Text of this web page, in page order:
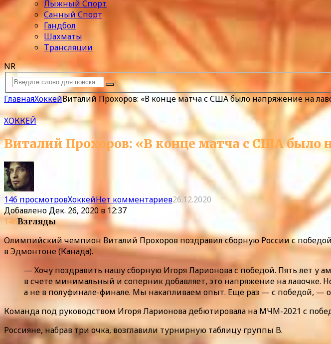
Лыжный Спорт
Санный Спорт
Гандбол
Шахматы
Трансляции
NR
ГлавнаяХоккейВиталий Прохоров: «В конце матча с США было напряжение на
ХОККЕЙ
Виталий Прохоров: «В конце матча с США было
146 просмотровХоккейНет комментариев26.12.2020
ДобавленоДек. 26, 2020 в 12:37
146Взгляды
Олимпийский чемпион Виталий Прохоров поздравил сборную России с
в Эдмонтоне (Канада).
— Хочу поздравить нашу сборную Игоря Ларионова с победой. Пять лет у
в счете минимальный и соперник добавляет, это напряжение на лавочке.
а не в полуфинале-финале. Мы накапливаем опыт. Еще раз — с победой, —
Команда под руководством Игоря Ларионова дебютировала на МЧМ-2021 с
Россияне, набрав три очка, возглавили турнирную таблицу группы B.